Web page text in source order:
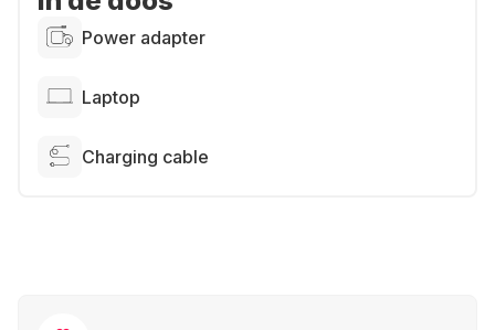
Power adapter
Laptop
Charging cable